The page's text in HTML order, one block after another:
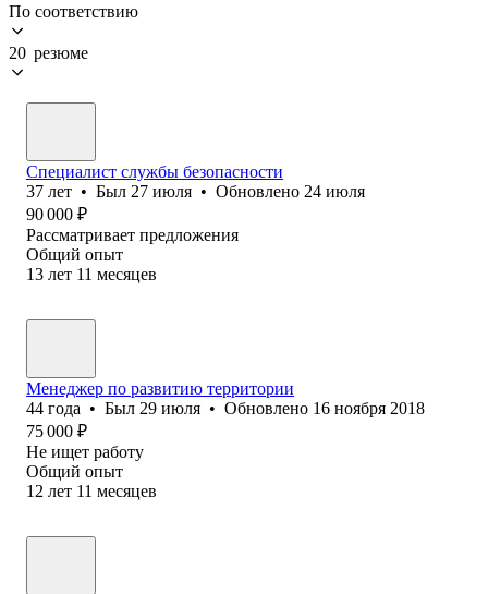
По соответствию
20 резюме
Специалист службы безопасности
37 лет • Был 27 июля • Обновлено 24 июля
90 000 ₽
Рассматривает предложения
Общий опыт
13 лет 11 месяцев
Менеджер по развитию территории
44 года • Был 29 июля • Обновлено 16 ноября 2018
75 000 ₽
Не ищет работу
Общий опыт
12 лет 11 месяцев